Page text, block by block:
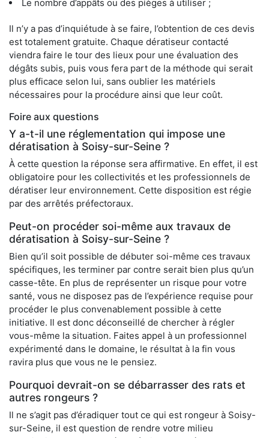
Le nombre d’appâts ou des pièges à utiliser ;
Il n’y a pas d’inquiétude à se faire, l’obtention de ces devis
est totalement gratuite. Chaque dératiseur contacté
viendra faire le tour des lieux pour une évaluation des
dégâts subis, puis vous fera part de la méthode qui serait
plus efficace selon lui, sans oublier les matériels
nécessaires pour la procédure ainsi que leur coût.
Foire aux questions
Y a-t-il une réglementation qui impose une
dératisation à Soisy-sur-Seine ?
À cette question la réponse sera affirmative. En effet, il est
obligatoire pour les collectivités et les professionnels de
dératiser leur environnement. Cette disposition est régie
par des arrêtés préfectoraux.
Peut-on procéder soi-même aux travaux de
dératisation à Soisy-sur-Seine ?
Bien qu’il soit possible de débuter soi-même ces travaux
spécifiques, les terminer par contre serait bien plus qu’un
casse-tête. En plus de représenter un risque pour votre
santé, vous ne disposez pas de l’expérience requise pour
procéder le plus convenablement possible à cette
initiative. Il est donc déconseillé de chercher à régler
vous-même la situation. Faites appel à un professionnel
expérimenté dans le domaine, le résultat à la fin vous
ravira plus que vous ne le pensiez.
Pourquoi devrait-on se débarrasser des rats et
autres rongeurs ?
Il ne s’agit pas d’éradiquer tout ce qui est rongeur à Soisy-
sur-Seine, il est question de rendre votre milieu